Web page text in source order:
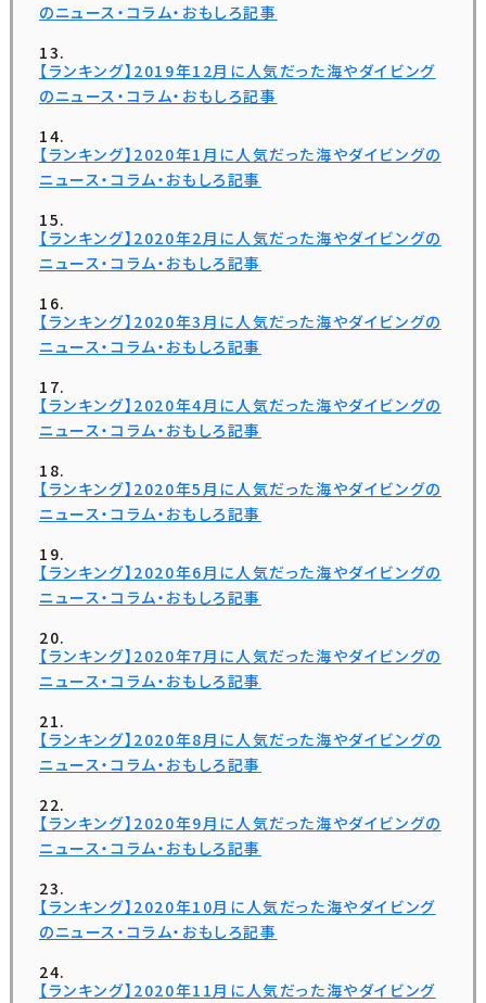
のニュース・コラム・おもしろ記事
【ランキング】2019年12月に人気だった海やダイビング
のニュース・コラム・おもしろ記事
【ランキング】2020年1月に人気だった海やダイビングの
ニュース・コラム・おもしろ記事
【ランキング】2020年2月に人気だった海やダイビングの
ニュース・コラム・おもしろ記事
【ランキング】2020年3月に人気だった海やダイビングの
ニュース・コラム・おもしろ記事
【ランキング】2020年4月に人気だった海やダイビングの
ニュース・コラム・おもしろ記事
【ランキング】2020年5月に人気だった海やダイビングの
ニュース・コラム・おもしろ記事
【ランキング】2020年6月に人気だった海やダイビングの
ニュース・コラム・おもしろ記事
【ランキング】2020年7月に人気だった海やダイビングの
ニュース・コラム・おもしろ記事
【ランキング】2020年8月に人気だった海やダイビングの
ニュース・コラム・おもしろ記事
【ランキング】2020年9月に人気だった海やダイビングの
ニュース・コラム・おもしろ記事
【ランキング】2020年10月に人気だった海やダイビング
のニュース・コラム・おもしろ記事
【ランキング】2020年11月に人気だった海やダイビング